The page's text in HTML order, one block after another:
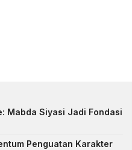
Mabda Siyasi Jadi Fondasi
Penguatan Karakter